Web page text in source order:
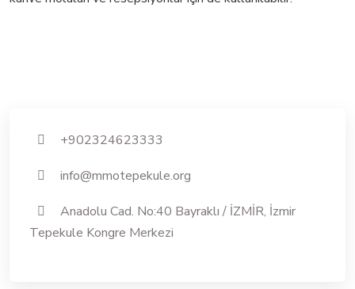
+902324623333
info@mmotepekule.org
Anadolu Cad. No:40 Bayraklı / İZMİR, İzmir
Tepekule Kongre Merkezi